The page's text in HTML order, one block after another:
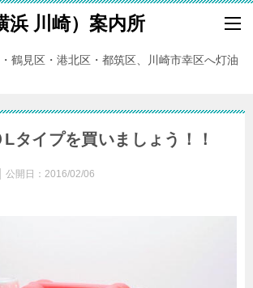
浜 川崎）案内所
鶴見区・港北区・都筑区、川崎市幸区へ灯油
タイプを買いましょう！！
公開日： 2016/02/06